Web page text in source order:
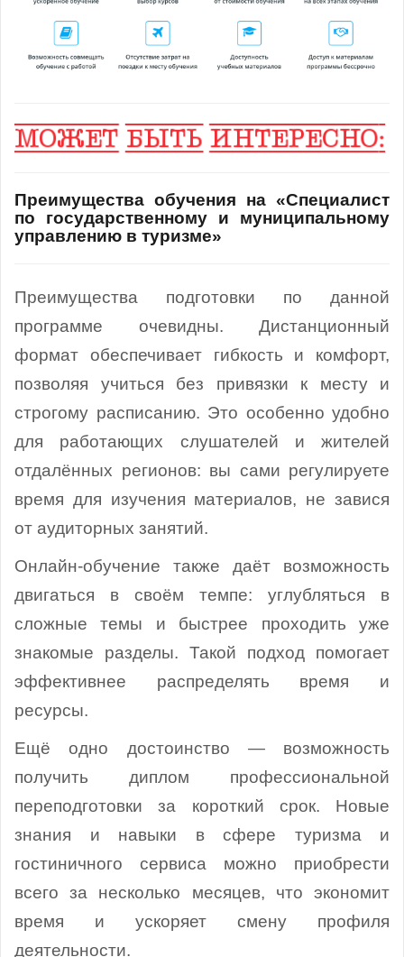
Преимущества обучения на «Специалист
по государственному и муниципальному
управлению в туризме»
Преимущества подготовки по данной
программе очевидны. Дистанционный
формат обеспечивает гибкость и комфорт,
позволяя учиться без привязки к месту и
строгому расписанию. Это особенно удобно
для работающих слушателей и жителей
отдалённых регионов: вы сами регулируете
время для изучения материалов, не завися
от аудиторных занятий.
Онлайн-обучение также даёт возможность
двигаться в своём темпе: углубляться в
сложные темы и быстрее проходить уже
знакомые разделы. Такой подход помогает
эффективнее распределять время и
ресурсы.
Ещё одно достоинство — возможность
получить диплом профессиональной
переподготовки за короткий срок. Новые
знания и навыки в сфере туризма и
гостиничного сервиса можно приобрести
всего за несколько месяцев, что экономит
время и ускоряет смену профиля
деятельности.